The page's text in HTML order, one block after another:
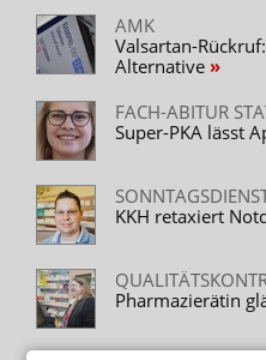
AMK
Valsartan-
Alternative
FACH-ABITUR
Super-PKA lässt
KKH retaxiert
Pharmazierätin